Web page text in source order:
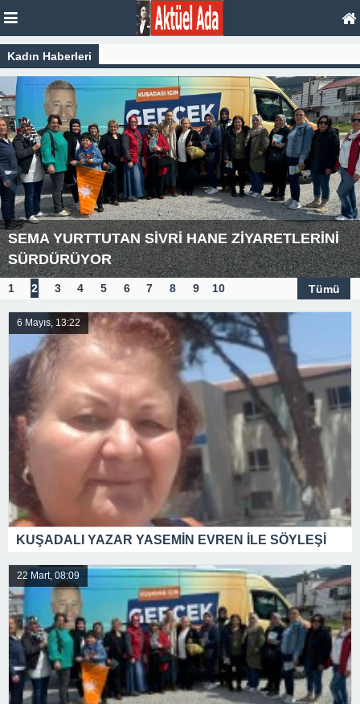
Kadın Haberleri
SEMA YURTTUTAN SİVRİ HANE ZİYARETLERİNİ
SÜRDÜRÜYOR
1 2 3 4 5 6 7 8 9 10 Tümü
6 Mayıs, 13:22
KUŞADALI YAZAR YASEMİN EVREN İLE SÖYLEŞİ
22 Mart, 08:09